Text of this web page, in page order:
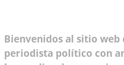
Bienvenidos al sitio web
periodista político con